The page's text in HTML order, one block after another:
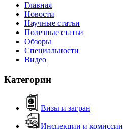
Главная
Новости
Научные статьи
Полезные статьи
Обзоры
Специальности
Видео
Категории
Визы и загран
Инспекции и комиссии